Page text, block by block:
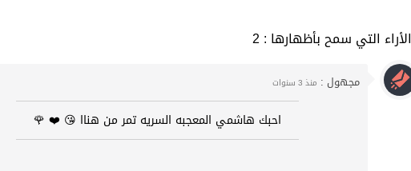
2 : الأراء التي سمح بأظهارها
مجهول : منذ 3 سنوات
احبك هاشمي المعجبه السريه تمر من هناا 😘 ❤️ 🌹